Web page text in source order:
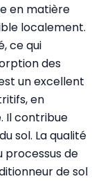
en matière
localement.
ce qui
des
un excellent
en
Il contribue
sol. La qualité
processus de
de sol